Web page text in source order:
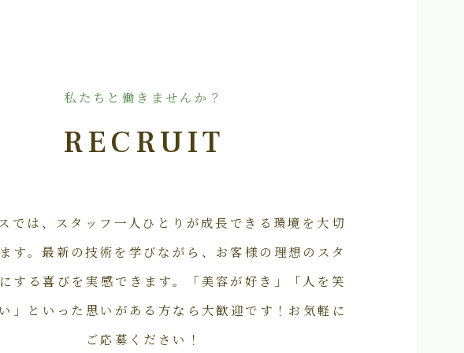
私たちと働きませんか？
RECRUIT
では、スタッフ一人ひとりが成長できる環境を大切
す。最新の技術を学びながら、お客様の理想のスタ
する喜びを実感できます。「美容が好き」「人を笑
」といった思いがある方なら大歓迎です！お気軽に
ご応募ください！